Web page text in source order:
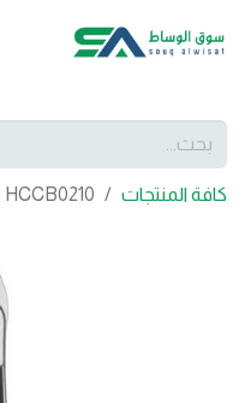
كافة المنتجات HCCB0210